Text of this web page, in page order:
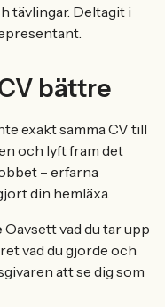
tävlingar. Deltagit i
bättre
exakt samma CV till
och lyft fram det
– erfarna
din hemläxa.
Oavsett vad du tar upp
vad du gjorde och
att se dig som